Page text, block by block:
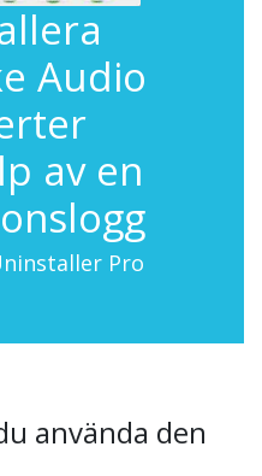
Audio
av en
Pro
använda den